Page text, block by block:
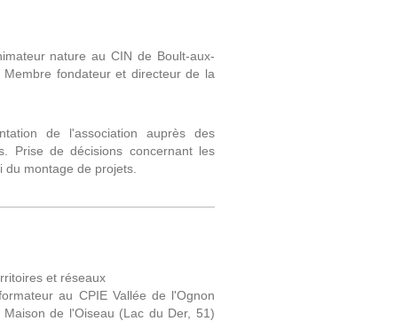
nature au CIN de Boult-aux-
fondateur et directeur de la
de l'association auprès des
Prise de décisions concernant les
montage de projets.
et réseaux
au CPIE Vallée de l'Ognon
de l'Oiseau (Lac du Der, 51)